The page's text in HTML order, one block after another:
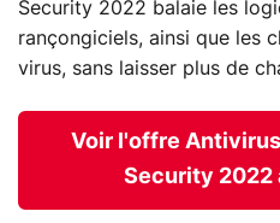
Security 2022 balaie les
rançongiciels, ainsi que les
virus, sans laisser plus de
Voir l'offre
Security 2022